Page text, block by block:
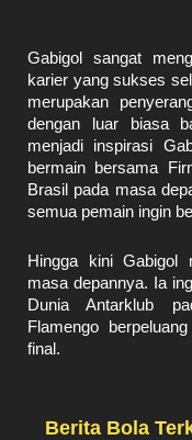
Gabigol sangat
karier yang sukses
merupakan
dengan luar biasa
menjadi inspirasi
bermain bersama
Brasil pada masa
semua pemain ingin
Hingga kini Gabigol
masa depannya. Ia
Dunia Antarklub
Flamengo
final.
Berita Bola